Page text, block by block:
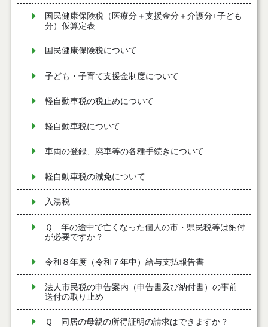
国民健康保険税（医療分＋支援金分＋介護分+子ども
分）仮算定表
国民健康保険税について
子ども・子育て支援金制度について
軽自動車税の税止めについて
軽自動車税について
車両の登録、廃車等の各種手続きについて
軽自動車税の減免について
入湯税
Ｑ 年の途中で亡くなった個人の市・県民税等は納付
が必要ですか？
令和８年度（令和７年中）給与支払報告書
法人市民税の申告案内（申告書及び納付書）の事前
送付の取り止め
Ｑ 同居の母親の所得証明の請求はできますか？